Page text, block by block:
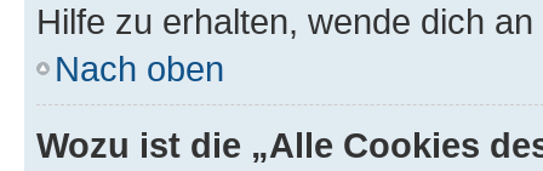
Hilfe zu erhalten, wende dich
Nach oben
Wozu ist die „Alle Cookies